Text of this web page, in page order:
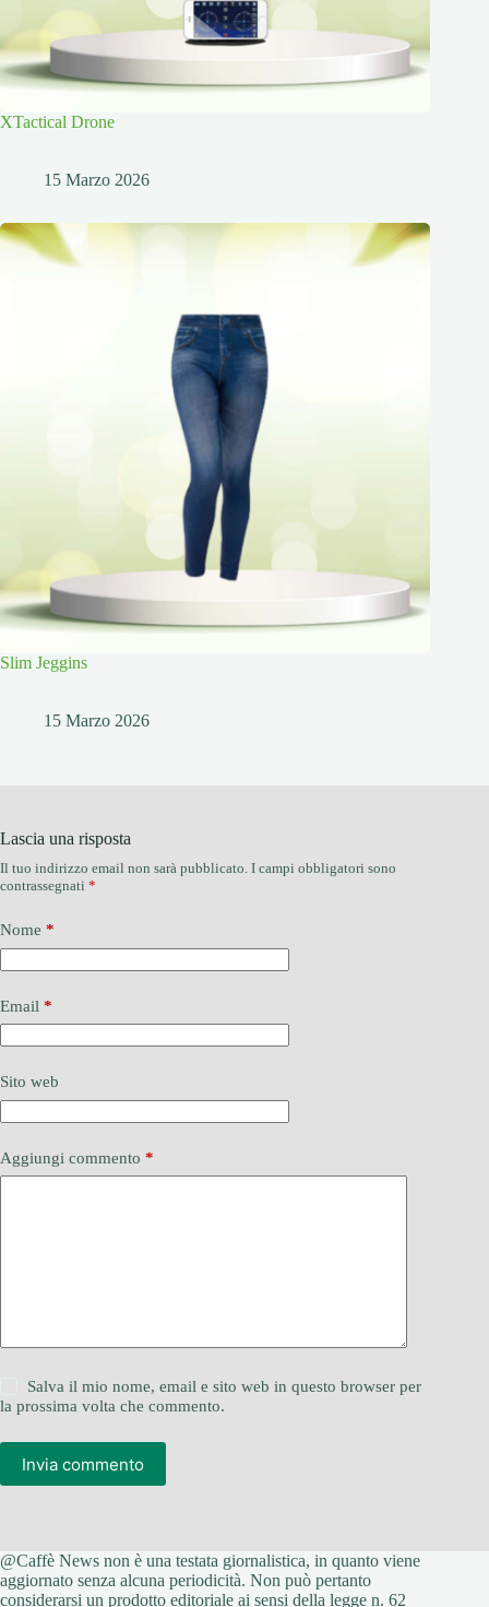
XTactical Drone
15 Marzo 2026
Slim Jeggins
15 Marzo 2026
Lascia una risposta
Il tuo indirizzo email non sarà pubblicato. I campi obbligatori sono
contrassegnati *
Nome *
Email *
Sito web
Aggiungi commento *
Salva il mio nome, email e sito web in questo browser per
la prossima volta che commento.
Invia commento
@Caffè News non è una testata giornalistica, in quanto viene
aggiornato senza alcuna periodicità. Non può pertanto
considerarsi un prodotto editoriale ai sensi della legge n. 62